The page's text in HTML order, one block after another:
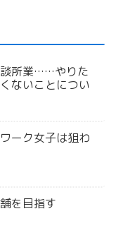
談所業……やりた
ないことについ
ーク女子は狙わ
を目指す